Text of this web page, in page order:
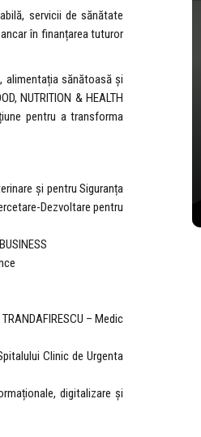
servicii de sănătate
în finanțarea tuturor
alimentația sănătoasă și
NUTRITION & HEALTH
pentru a transforma
și pentru Siguranța
Dezvoltare pentru
– Medic
Clinic de Urgenta
digitalizare și